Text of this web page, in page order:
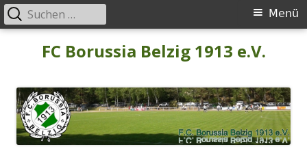
FC Borussia Belzig 1913 e.V.
Primäres
Menü
Menü
Suchen
nach: